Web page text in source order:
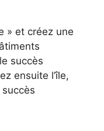
» et créez une
succès
ensuite l’île,